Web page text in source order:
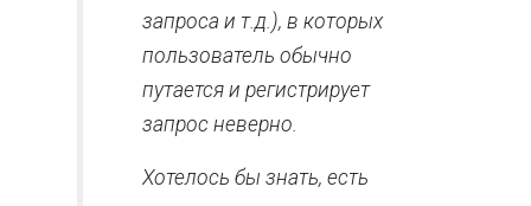
запроса и т.д.), в которых
пользователь обычно
путается и регистрирует
запрос неверно.
Хотелось бы знать, есть